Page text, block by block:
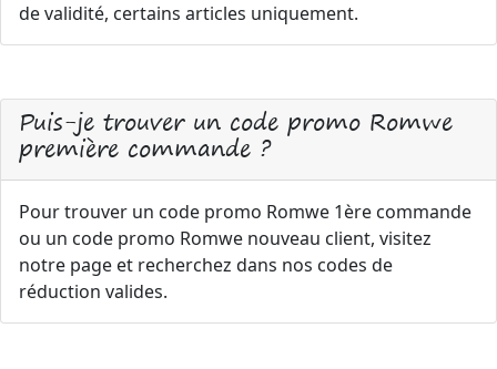
de validité, certains articles uniquement.
Puis-je trouver un code promo Romwe
première commande ?
Pour trouver un code promo Romwe 1ère commande
ou un code promo Romwe nouveau client, visitez
notre page et recherchez dans nos codes de
réduction valides.